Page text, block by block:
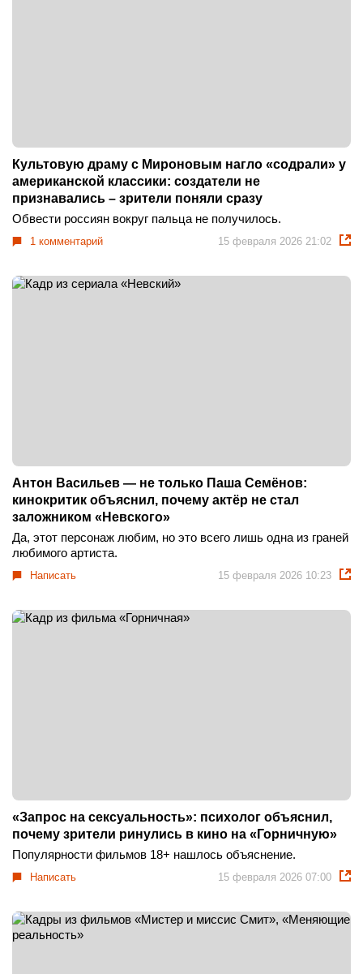
Культовую драму с Мироновым нагло «содрали» у
американской классики: создатели не
признавались – зрители поняли сразу
Обвести россиян вокруг пальца не получилось.
1 комментарий 15 февраля 2026 21:02
Антон Васильев — не только Паша Семёнов:
кинокритик объяснил, почему актёр не стал
заложником «Невского»
Да, этот персонаж любим, но это всего лишь одна из граней
любимого артиста.
Написать 15 февраля 2026 10:23
«Запрос на сексуальность»: психолог объяснил,
почему зрители ринулись в кино на «Горничную»
Популярности фильмов 18+ нашлось объяснение.
Написать 15 февраля 2026 07:00